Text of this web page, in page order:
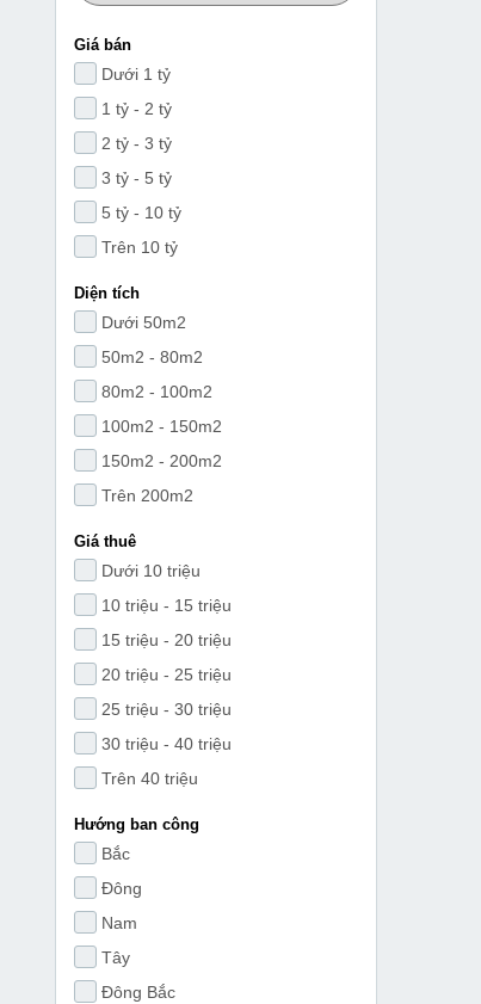
Giá bán
Dưới 1 tỷ
1 tỷ - 2 tỷ
2 tỷ - 3 tỷ
3 tỷ - 5 tỷ
5 tỷ - 10 tỷ
Trên 10 tỷ
Diện tích
Dưới 50m2
50m2 - 80m2
80m2 - 100m2
100m2 - 150m2
150m2 - 200m2
Trên 200m2
Giá thuê
Dưới 10 triệu
10 triệu - 15 triệu
15 triệu - 20 triệu
20 triệu - 25 triệu
25 triệu - 30 triệu
30 triệu - 40 triệu
Trên 40 triệu
Hướng ban công
Bắc
Đông
Nam
Tây
Đông Bắc